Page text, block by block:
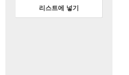
리스트에 넣기